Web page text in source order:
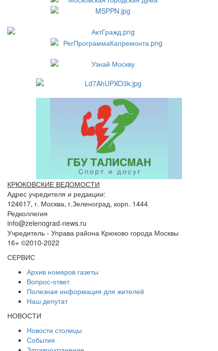
КРЮКОВСКИЕ ВЕДОМОСТИ
Адрес учредителя и редакции:
124617, г. Москва, г.Зеленоград, корп. 1444
Редколлегия
info@zelenograd-news.ru
Учредитель - Управа района Крюково города Москвы
16+ ©2010-2022
СЕРВИС
Архив номеров газеты
Вопрос-ответ
Полезная информация для жителей
Наш депутат
НОВОСТИ
Новости столицы
События